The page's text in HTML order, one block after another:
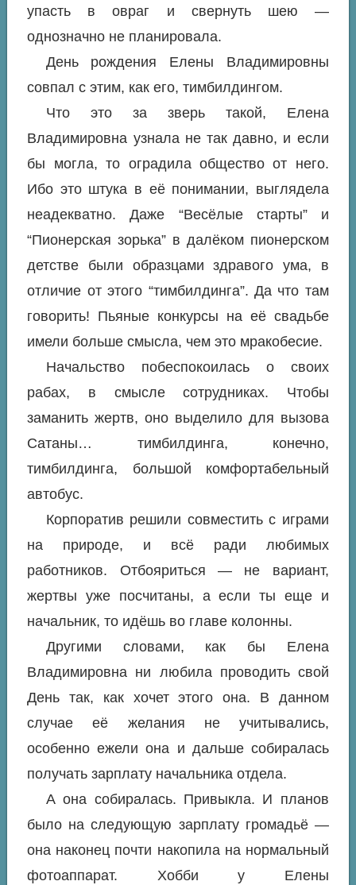
упасть в овраг и свернуть шею —
однозначно не планировала.
День рождения Елены Владимировны
совпал с этим, как его, тимбилдингом.
Что это за зверь такой, Елена
Владимировна узнала не так давно, и если
бы могла, то оградила общество от него.
Ибо это штука в её понимании, выглядела
неадекватно. Даже “Весёлые старты” и
“Пионерская зорька” в далёком пионерском
детстве были образцами здравого ума, в
отличие от этого “тимбилдинга”. Да что там
говорить! Пьяные конкурсы на её свадьбе
имели больше смысла, чем это мракобесие.
Начальство побеспокоилась о своих
рабах, в смысле сотрудниках. Чтобы
заманить жертв, оно выделило для вызова
Сатаны… тимбилдинга, конечно,
тимбилдинга, большой комфортабельный
автобус.
Корпоратив решили совместить с играми
на природе, и всё ради любимых
работников. Отбояриться — не вариант,
жертвы уже посчитаны, а если ты еще и
начальник, то идёшь во главе колонны.
Другими словами, как бы Елена
Владимировна ни любила проводить свой
День так, как хочет этого она. В данном
случае её желания не учитывались,
особенно ежели она и дальше собиралась
получать зарплату начальника отдела.
А она собиралась. Привыкла. И планов
было на следующую зарплату громадьё —
она наконец почти накопила на нормальный
фотоаппарат. Хобби у Елены